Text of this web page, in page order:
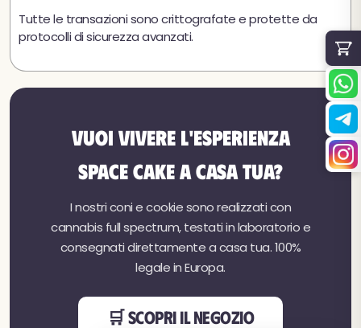
Tutte le transazioni sono crittografate e protette da
protocolli di sicurezza avanzati.
Vuoi vivere l'esperienza
Space Cake a casa tua?
I nostri coni e cookie sono realizzati con
cannabis full spectrum, testati in laboratorio e
consegnati direttamente a casa tua. 100%
legale in Europa.
🛒 SCOPRI IL NEGOZIO